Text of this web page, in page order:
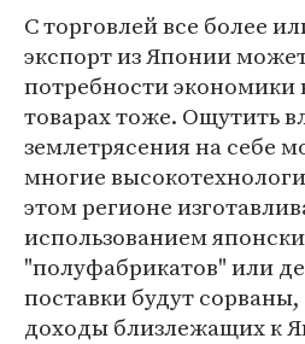
С торговлей все более
экспорт из Японии
потребности экономики
товарах тоже. Ощутить
землетрясения на себе
многие
этом регионе
использованием
"полуфабрикатов" или
поставки будут сорваны,
доходы близлежащих к